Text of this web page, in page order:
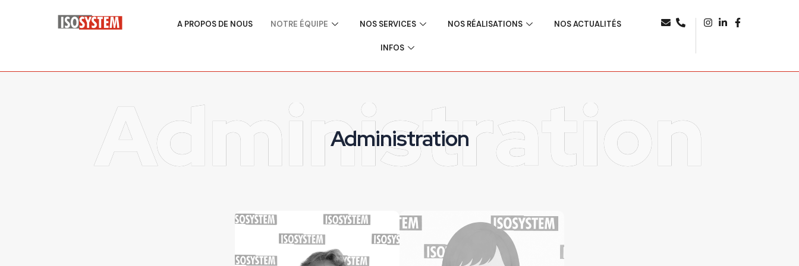
A PROPOS DE NOUS NOTRE ÉQUIPE NOS SERVICES NOS RÉALISATIONS NOS ACTUALITÉS
INFOS
Administration
Administration